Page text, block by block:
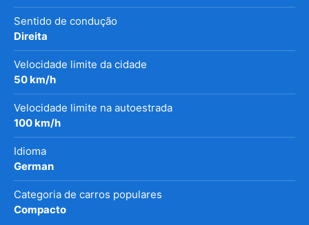
Sentido de condução
Direita
Velocidade limite da cidade
50 km/h
Velocidade limite na autoestrada
100 km/h
Idioma
German
Categoria de carros populares
Compacto